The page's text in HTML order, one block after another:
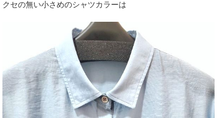
クセの無い小さめのシャツカラーは